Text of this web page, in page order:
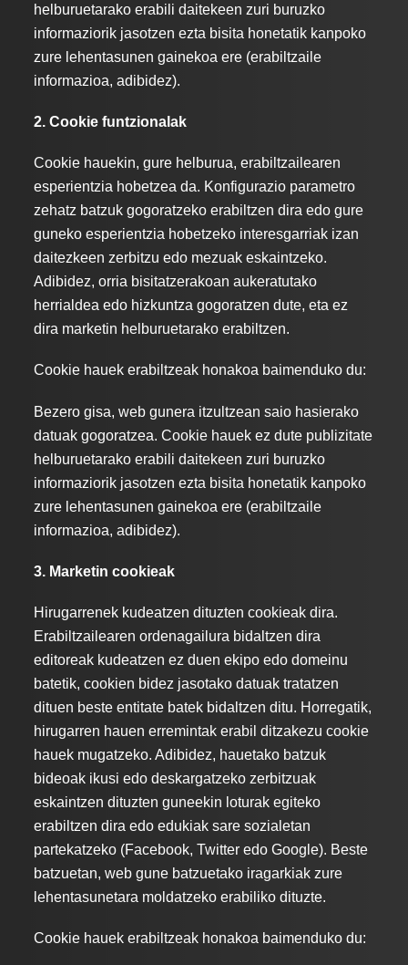
helburuetarako erabili daitekeen zuri buruzko
informaziorik jasotzen ezta bisita honetatik kanpoko
zure lehentasunen gainekoa ere (erabiltzaile
informazioa, adibidez).
2. Cookie funtzionalak
Cookie hauekin, gure helburua, erabiltzailearen
esperientzia hobetzea da. Konfigurazio parametro
zehatz batzuk gogoratzeko erabiltzen dira edo gure
guneko esperientzia hobetzeko interesgarriak izan
daitezkeen zerbitzu edo mezuak eskaintzeko.
Adibidez, orria bisitatzerakoan aukeratutako
herrialdea edo hizkuntza gogoratzen dute, eta ez
dira marketin helburuetarako erabiltzen.
Cookie hauek erabiltzeak honakoa baimenduko du:
Bezero gisa, web gunera itzultzean saio hasierako
datuak gogoratzea. Cookie hauek ez dute publizitate
helburuetarako erabili daitekeen zuri buruzko
informaziorik jasotzen ezta bisita honetatik kanpoko
zure lehentasunen gainekoa ere (erabiltzaile
informazioa, adibidez).
3. Marketin cookieak
Hirugarrenek kudeatzen dituzten cookieak dira.
Erabiltzailearen ordenagailura bidaltzen dira
editoreak kudeatzen ez duen ekipo edo domeinu
batetik, cookien bidez jasotako datuak tratatzen
dituen beste entitate batek bidaltzen ditu. Horregatik,
hirugarren hauen erremintak erabil ditzakezu cookie
hauek mugatzeko. Adibidez, hauetako batzuk
bideoak ikusi edo deskargatzeko zerbitzuak
eskaintzen dituzten guneekin loturak egiteko
erabiltzen dira edo edukiak sare sozialetan
partekatzeko (Facebook, Twitter edo Google). Beste
batzuetan, web gune batzuetako iragarkiak zure
lehentasunetara moldatzeko erabiliko dituzte.
Cookie hauek erabiltzeak honakoa baimenduko du: